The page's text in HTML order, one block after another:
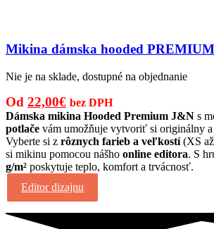
Mikina dámska hooded
Nie je na sklade, dostupné na objednanie
Od Pôvodná
cena
bola:
29,00€.
22,00€Aktuálna
cena
je:
22,00€.
bez DPH
Dámska mikina Hooded Premium J&N s
potlače vám umožňuje vytvoriť si originálny
Vyberte si z rôznych farieb a veľkostí(XS
si mikinu pomocou nášho online editora. S
g/m² poskytuje teplo, komfort a trvácnosť.
Editor dizajnu